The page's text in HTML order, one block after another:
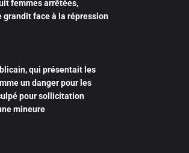
femmes arrêtées,
grandit face à la répression
qui présentait les
un danger pour les
pour sollicitation
mineure